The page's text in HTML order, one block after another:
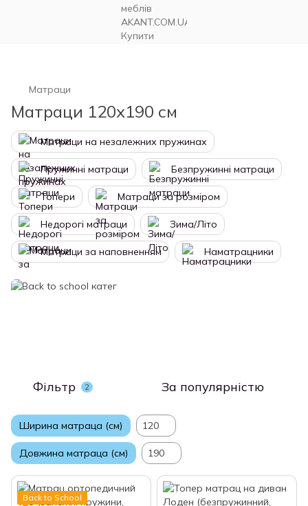
Матраци
Матраци 120х190 см
Матраци на незалежних пружинах
Пружинні матраци Безпружинні матраци
Топери Матраци за розміром
Недорогі матраци Зима/Літо
Матраци за наповненням Наматрацники
Фільтр 2 За популярністю
Ширина матраца (см) 120
Довжина матраца (см) 190
Back to School